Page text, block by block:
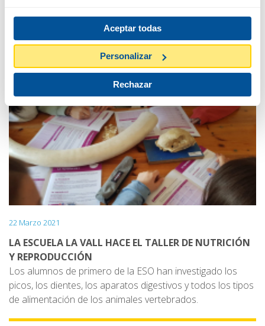
Aceptar todas
Personalizar
Rechazar
compañeros las nuevas instalaciones que han pensado y
fabricado, en forma de maqueta, para mejorar las que
tienen algunos animales en el Zoo.
Se han basado en algunos parámetros que les explicó una
educadora del Zoo y en las explicaciones que les ha
hecho frente a las instalaciones cuando nos han visitado.
Este proyecto ha sido muy enriquecedor y han tenido
unos grandes resultados!
22 Marzo 2021
LA ESCUELA LA VALL HACE EL TALLER DE NUTRICIÓN
Y REPRODUCCIÓN
Los alumnos de primero de la ESO han investigado los
picos, los dientes, los aparatos digestivos y todos los tipos
de alimentación de los animales vertebrados.